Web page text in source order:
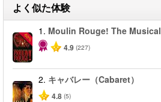
よく似た体験
-50%
1. Moulin Rouge! The Musical
4.9 (227)
2. キャバレー（Cabaret）
4.8 (5)